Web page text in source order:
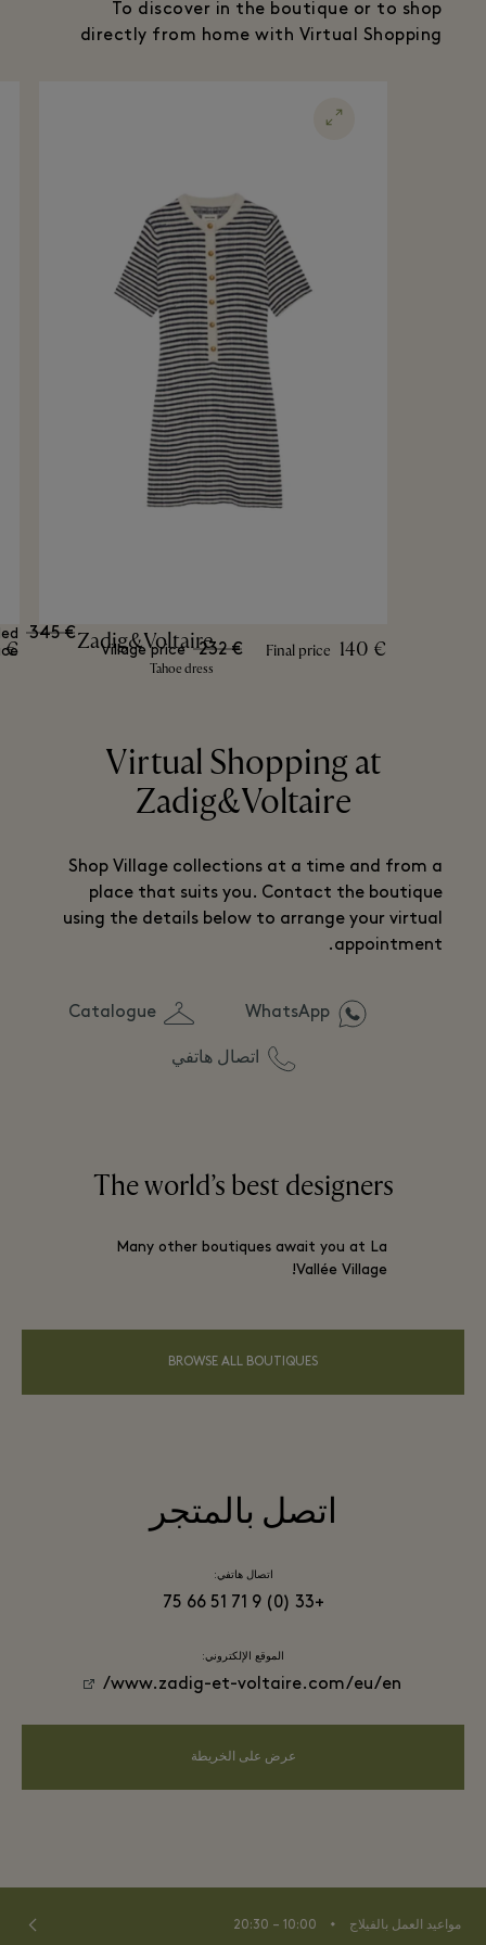
To discover in the boutique or to shop
directly from home with Virtual Shopping
€ Zadig&Voltaire
Tahoe dress
Final price 140 €
Village price 232 €
345 €
Virtual Shopping at
Zadig&Voltaire
Shop Village collections at a time and from a
place that suits you. Contact the boutique
using the details below to arrange your virtual
appointment.
WhatsApp
Catalogue
اتصال هاتفي
The world’s best designers
Many other boutiques await you at La
Vallée Village!
BROWSE ALL BOUTIQUES
اتصل بالمتجر
اتصال هاتفي:
+33 (0) 9 71 51 66 75
الموقع الإلكتروني:
www.zadig-et-voltaire.com/eu/en/
عرض على الخريطة
مواعيد العمل بالفيلاج ⬩
10:00 – 20:30